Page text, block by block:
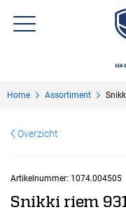
Over Sisa
KMS
Uitzendbureau?
Home Assortiment
Overzicht
Artikelnummer: 1074.004505
Snikki riem